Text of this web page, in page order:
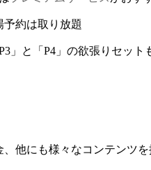
約は取り放題
」と「P4」の欲張りセット
他にも様々なコンテンツを